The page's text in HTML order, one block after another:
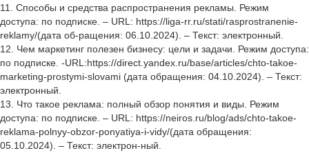
11. Способы и средства распространения рекламы. Режим
доступа: по подписке. – URL: https://liga-rr.ru/stati/rasprostranenie-
reklamy/(дата об-ращения: 06.10.2024). – Текст: электронный.
12. Чем маркетинг полезен бизнесу: цели и задачи. Режим доступа:
по подписке. -URL:https://direct.yandex.ru/base/articles/chto-takoe-
marketing-prostymi-slovami (дата обращения: 04.10.2024). – Текст:
электронный.
13. Что такое реклама: полный обзор понятия и виды. Режим
доступа: по подписке. – URL: https://neiros.ru/blog/ads/chto-takoe-
reklama-polnyy-obzor-ponyatiya-i-vidy/(дата обращения:
05.10.2024). – Текст: электрон-ный.